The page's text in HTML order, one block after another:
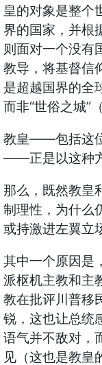
皇的对象是整个
界的国家，并根
则面对一个没有
教导，将基督信
是超越国界的全
而非“世俗之城”
教皇——包括这
——正是以这种
那么，既然教皇
制理性，为什么
或持激进左翼立
其中一个原因是
派枢机主教和主
教在批评川普移
锐，这也让总统
语气并不敌对，
见（这也是教皇